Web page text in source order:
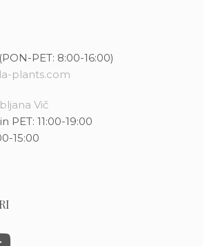
(PON-PET: 8:00-16:00)
plants.com
Vič
PET: 11:00-19:00
15:00